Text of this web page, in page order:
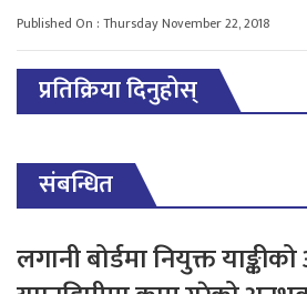
Published On : Thursday November 22, 2018
प्रतिक्रिया दिनुहोस्
संबन्धित
लगानी बोर्डमा नियुक्त